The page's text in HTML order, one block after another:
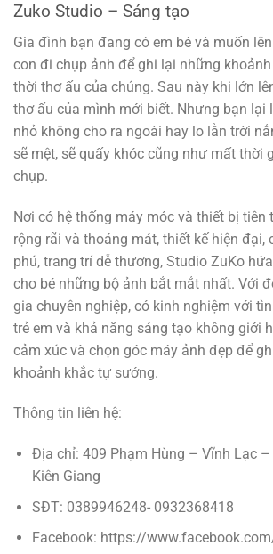
Zuko Studio – Sáng tạo
Gia đình bạn đang có em bé và muốn
con đi chụp ảnh để ghi lại những
thời thơ ấu của chúng. Sau này khi lớn
thơ ấu của mình mới biết. Nhưng bạn lại
nhỏ không cho ra ngoài hay lo lằn trời
sẽ mệt, sẽ quấy khóc cũng như mất thời
chụp.
Nơi có hệ thống máy móc và thiết bị tiên
rộng rãi và thoáng mát, thiết kế hiện đại,
phú, trang trí dễ thương, Studio ZuKo
cho bé những bộ ảnh bắt mắt nhất. Với
gia chuyên nghiệp, có kinh nghiệm với
trẻ em và khả năng sáng tạo không giới
cảm xúc và chọn góc máy ảnh đẹp để
khoảnh khắc tự sướng.
Thông tin liên hệ:
Địa chỉ: 409 Phạm Hùng – Vĩnh Lạc –
Kiên Giang
SĐT: 0389946248- 0932368418
Facebook: https://